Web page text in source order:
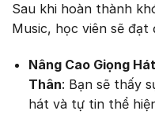
Sau khi hoàn thành
Music, học viên sẽ
Nâng Cao Giọng
Thân: Bạn sẽ thấy
hát và tự tin thể